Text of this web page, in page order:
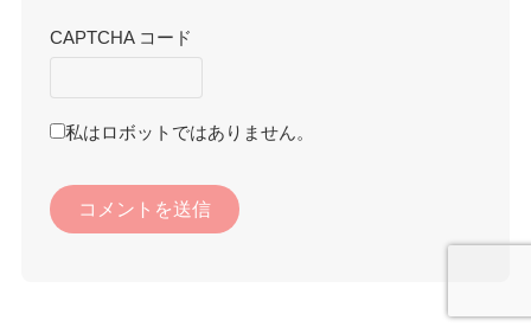
CAPTCHA コード
私はロボットではありません。